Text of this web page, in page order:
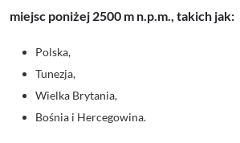
miejsc poniżej 2500 m n.p.m., takich jak:
Polska,
Tunezja,
Wielka Brytania,
Bośnia i Hercegowina.